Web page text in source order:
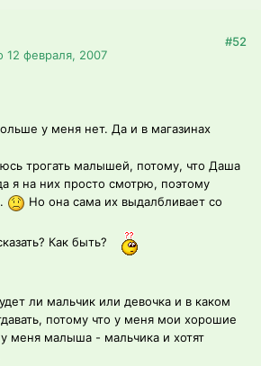
12 февраля, 2007
#52
у меня нет. Да и в магазинах
трогать малышей, потому, что Даша
я на них просто смотрю, поэтому
Но она сама их выдалбливает со
Как быть?
ли мальчик или девочка и в каком
потому что у меня мои хорошие
у меня малыша - мальчика и хотят